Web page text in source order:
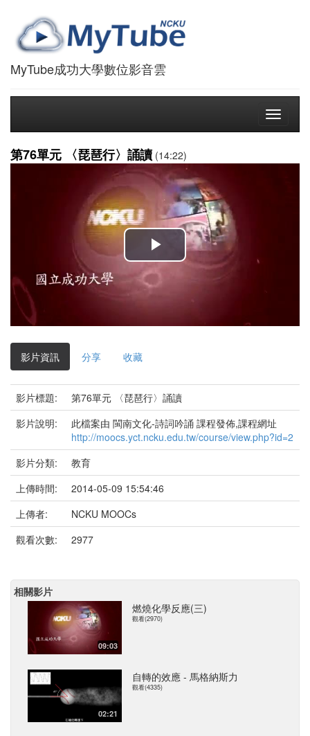
MyTube成功大學數位影音雲
Toggle
第76單元 〈琵琶行〉誦讀 (14:22)
播
放
影
影片資訊 分享 收藏
影片標題:
第76單元 〈琵琶行〉誦讀
影片說明:
此檔案由 閩南文化-詩詞吟誦 課程發佈,課程網址
http://moocs.yct.ncku.edu.tw/course/view.php?id=2
影片分類:
教育
上傳時間:
2014-05-09 15:54:46
上傳者:
NCKU MOOCs
觀看次數:
2977
相關影片
09:03
燃燒化學反應(三)
觀看(2970)
02:21
自轉的效應 - 馬格納斯力
觀看(4335)